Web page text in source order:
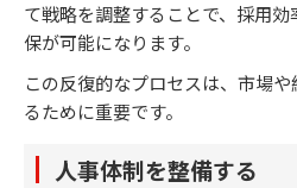
て戦略を調整することで、採用
保が可能になります。
この反復的なプロセスは、市場
るために重要です。
人事体制を整備する